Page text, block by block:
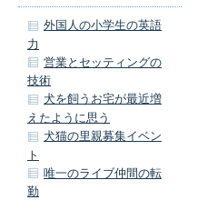
外国人の小学生の英語
力
営業とセッティングの
技術
犬を飼うお宅が最近増
えたように思う
犬猫の里親募集イベン
ト
唯一のライブ仲間の転
勤